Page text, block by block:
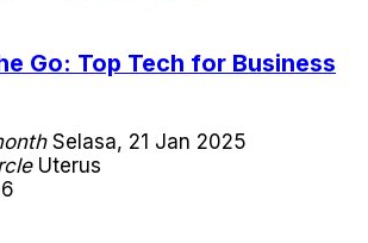
Go: Top Tech for Business
Selasa, 21 Jan 2025
Uterus